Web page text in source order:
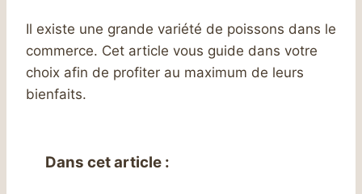
Il existe une grande variété de poissons dans le
commerce. Cet article vous guide dans votre
choix afin de profiter au maximum de leurs
bienfaits.
Dans cet article :